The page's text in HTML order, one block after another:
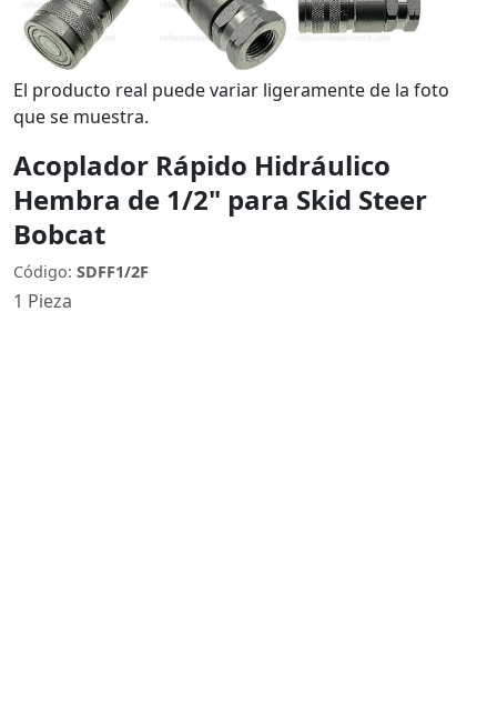
El producto real puede variar ligeramente de la foto
que se muestra.
Acoplador Rápido Hidráulico
Hembra de 1/2" para Skid Steer
Bobcat
Código: SDFF1/2F
1 Pieza